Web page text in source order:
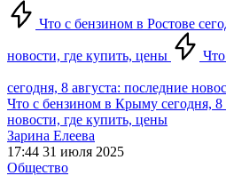
Что с бензином в Ростове
новости, где купить, цены
сегодня, 8 августа: последние
Что с бензином в Крыму сегодня, 8
новости, где купить, цены
Зарина Елеева
17:44 31 июля 2025
Общество